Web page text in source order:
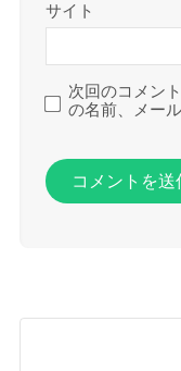
サイト
次回のコメン
の名前、メー